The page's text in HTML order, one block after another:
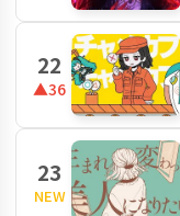
22
▲36
23
NEW